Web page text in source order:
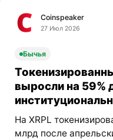
Coinspeaker
27 Июл 2026
Бычья
выросли на 59%
На XRPL
млрд после